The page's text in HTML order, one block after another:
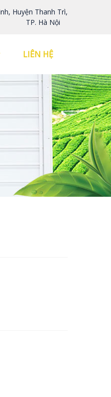
Huyện Thanh Trì,
TP. Hà Nội
LIÊN HỆ